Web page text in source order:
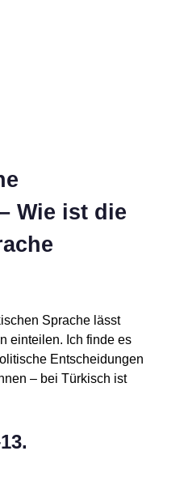
Wie ist die
Sprache lässt
einteilen. Ich finde es
Entscheidungen
– bei Türkisch ist